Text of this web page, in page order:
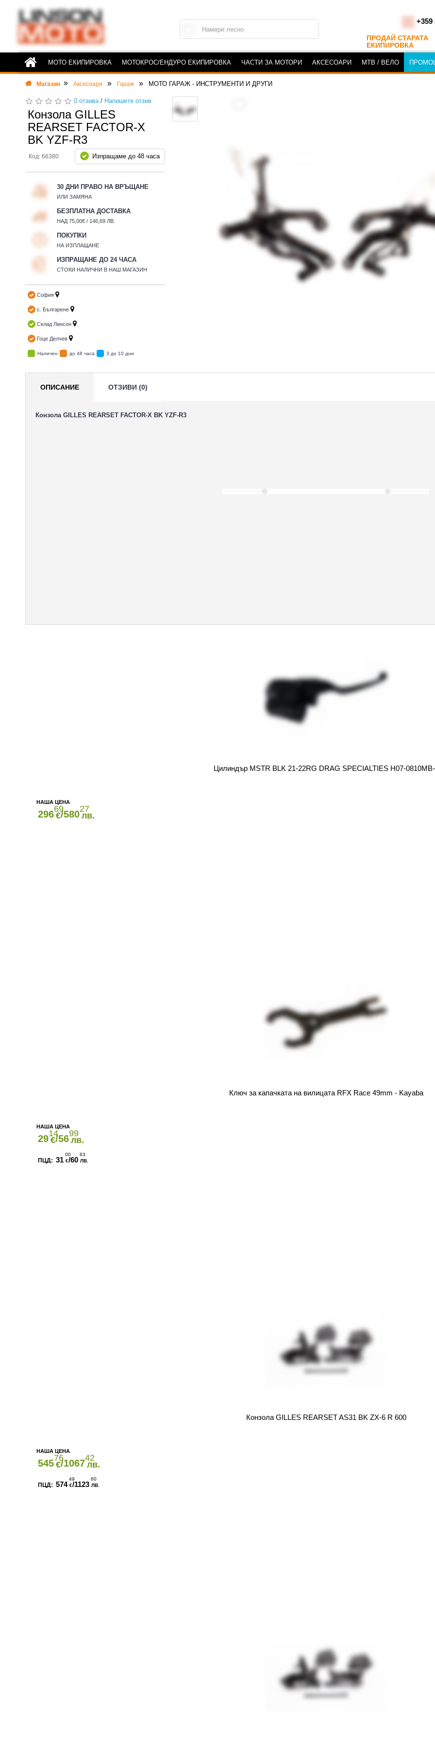
+359
ПРОДАЙ СТАРАТА
ЕКИПИРОВКА
МОТО ЕКИПИРОВКА МОТОКРОС/ЕНДУРО ЕКИПИРОВКА ЧАСТИ ЗА МОТОРИ АКСЕСОАРИ MTB / ВЕЛО
Магазин Аксесоари Гараж МОТО ГАРАЖ - ИНСТРУМЕНТИ И ДРУГИ
0 отзива/ Напишете отзив
Конзола GILLES
REARSET FACTOR-X
BK YZF-R3
Код: 66380 Изпращаме до 48 часа
30 ДНИ ПРАВО НА ВРЪЩАНЕ
ИЛИ ЗАМЯНА
БЕЗПЛАТНА ДОСТАВКА
НАД 75,00€ / 146,69 ЛВ.
ПОКУПКИ
НА ИЗПЛАЩАНЕ
ИЗПРАЩАНЕ ДО 24 ЧАСА
СТОКИ НАЛИЧНИ В НАШ МАГАЗИН
София
с. Българене
Склад Линсон
Гоце Делчев
Наличен до 48 часа 3 до 10 дни
ОПИСАНИЕ ОТЗИВИ (0)
Конзола GILLES REARSET FACTOR-X BK YZF-R3
Цилиндър MSTR BLK 21-22RG DRAG SPECIALTIES H07-
29669
€/58027
лв.
Ключ за капачката на вилицата RFX Race 49mm - Kayaba
2914
€/5699
лв.
31
00
€/60
63
ЛВ.
Конзола GILLES REARSET AS31 BK ZX-6 R 600
54576
€/106742
лв.
574
49
€/1123
60
ЛВ.